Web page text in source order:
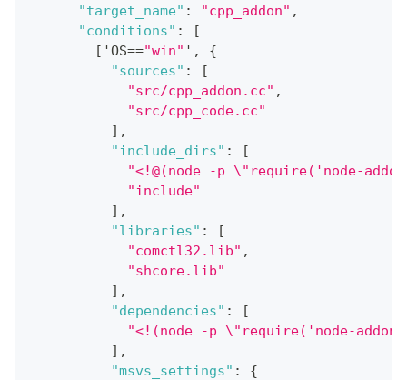
"target_name" : "cpp_addon" ,
"conditions" :
[
[ 'OS=="win" ' ,
{
"sources" :
[
"src/cpp_addon.cc" ,
"src/cpp_code.cc"
] ,
"include_dirs" :
[
"<!@(node -p \"require('node-
"include"
] ,
"libraries" :
[
"comctl32.lib" ,
"shcore.lib"
] ,
"dependencies" :
[
"<!(node -p \"require('node-
] ,
"msvs_settings" : {